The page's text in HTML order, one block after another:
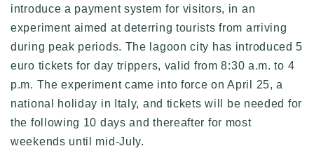
introduce a payment system for visitors, in an
experiment aimed at deterring tourists from arriving
during peak periods. The lagoon city has introduced 5
euro tickets for day trippers, valid from 8:30 a.m. to 4
p.m. The experiment came into force on April 25, a
national holiday in Italy, and tickets will be needed for
the following 10 days and thereafter for most
weekends until mid-July.